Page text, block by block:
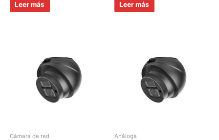
Leer más Leer más
Cámara de red Análoga